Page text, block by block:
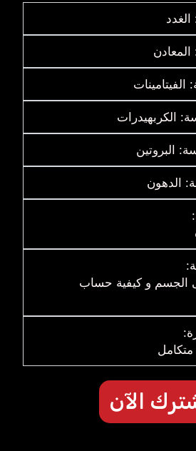
الغدد
المعادن
الفيتامينات
الكربهيدرات
البروتين
الدهون
الجسم و كيفية حساب
الآن